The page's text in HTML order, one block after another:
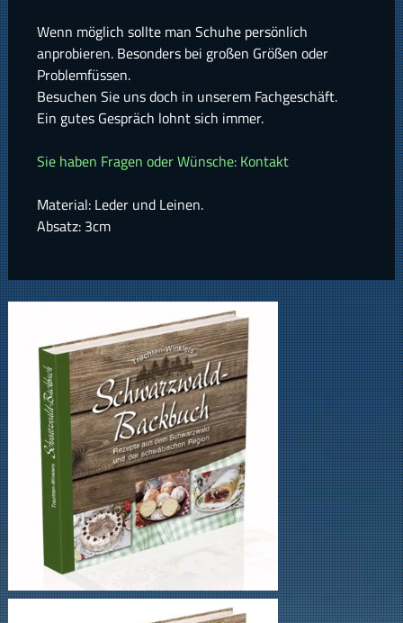
Wenn möglich sollte man Schuhe persönlich
anprobieren. Besonders bei großen Größen oder
Problemfüssen.
Besuchen Sie uns doch in unserem Fachgeschäft.
Ein gutes Gespräch lohnt sich immer.
Sie haben Fragen oder Wünsche: Kontakt
Material: Leder und Leinen.
Absatz: 3cm